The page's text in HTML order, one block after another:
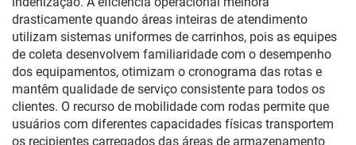
drasticamente quando áreas inteiras de atendimento
utilizam sistemas uniformes de carrinhos, pois as equipes
de coleta desenvolvem familiaridade com o desempenho
dos equipamentos, otimizam o cronograma das rotas e
mantêm qualidade de serviço consistente para todos os
clientes. O recurso de mobilidade com rodas permite que
usuários com diferentes capacidades físicas transportem
os recipientes carregados das áreas de armazenamento